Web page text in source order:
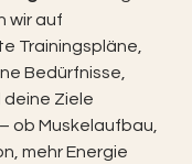
wir auf
Trainingspläne,
Bedürfnisse,
Ziele
ob Muskelaufbau,
mehr Energie